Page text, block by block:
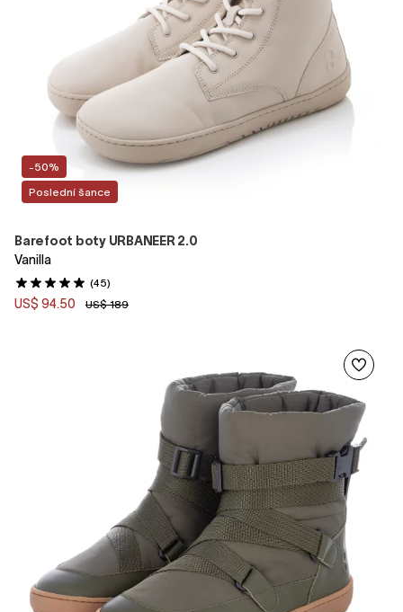
-50%
Poslední šance
Barefoot boty URBANEER 2.0
Vanilla
(45)
US$ 94.50 US$ 189